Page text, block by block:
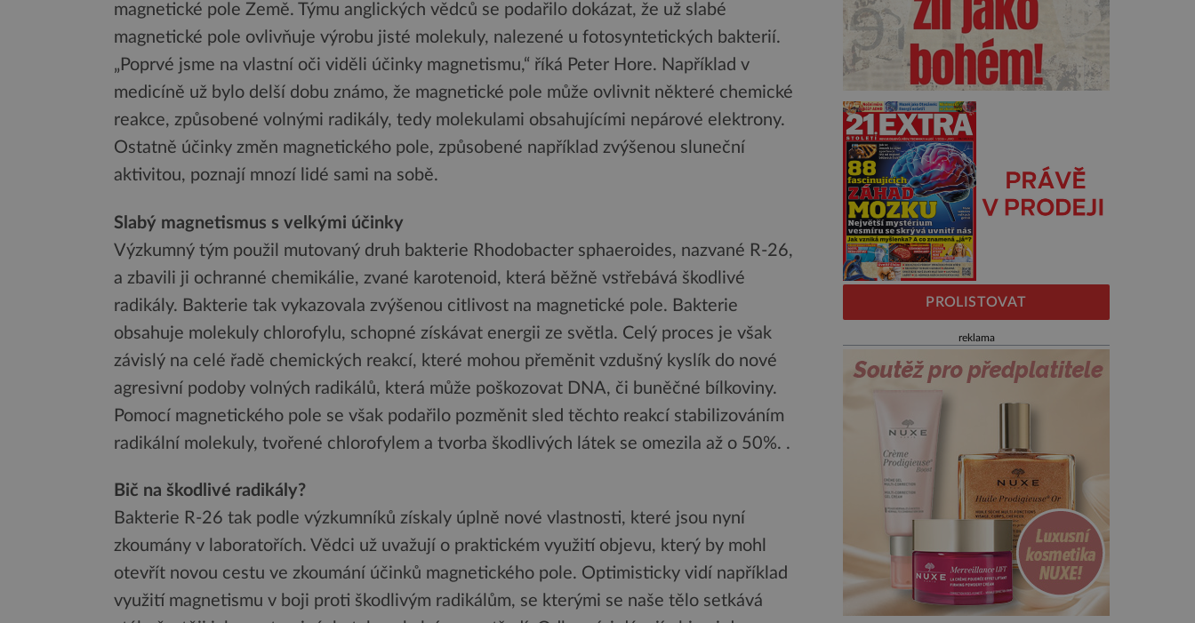
magnetické pole Země. Týmu anglických vědců se podařilo dokázat, že už slabé
magnetické pole ovlivňuje výrobu jisté molekuly, nalezené u fotosyntetických bakterií.
„Poprvé jsme na vlastní oči viděli účinky magnetismu,“ říká Peter Hore. Například v
medicíně už bylo delší dobu známo, že magnetické pole může ovlivnit některé chemické
reakce, způsobené volnými radikály, tedy molekulami obsahujícími nepárové elektrony.
Ostatně účinky změn magnetického pole, způsobené například zvýšenou sluneční
aktivitou, poznají mnozí lidé sami na sobě.
Slabý magnetismus s velkými účinky
Výzkumný tým použil mutovaný druh bakterie Rhodobacter sphaeroides, nazvané R-26,
a zbavili ji ochranné chemikálie, zvané karotenoid, která běžně vstřebává škodlivé
radikály. Bakterie tak vykazovala zvýšenou citlivost na magnetické pole. Bakterie
obsahuje molekuly chlorofylu, schopné získávat energii ze světla. Celý proces je však
závislý na celé řadě chemických reakcí, které mohou přeměnit vzdušný kyslík do nové
agresivní podoby volných radikálů, která může poškozovat DNA, či buněčné bílkoviny.
Pomocí magnetického pole se však podařilo pozměnit sled těchto reakcí stabilizováním
radikální molekuly, tvořené chlorofylem a tvorba škodlivých látek se omezila až o 50%. .
Bič na škodlivé radikály?
Bakterie R-26 tak podle výzkumníků získaly úplně nové vlastnosti, které jsou nyní
zkoumány v laboratořích. Vědci už uvažují o praktickém využití objevu, který by mohl
otevřít novou cestu ve zkoumání účinků magnetického pole. Optimisticky vidí například
využití magnetismu v boji proti škodlivým radikálům, se kterými se naše tělo setkává
PROLISTOVAT
reklama